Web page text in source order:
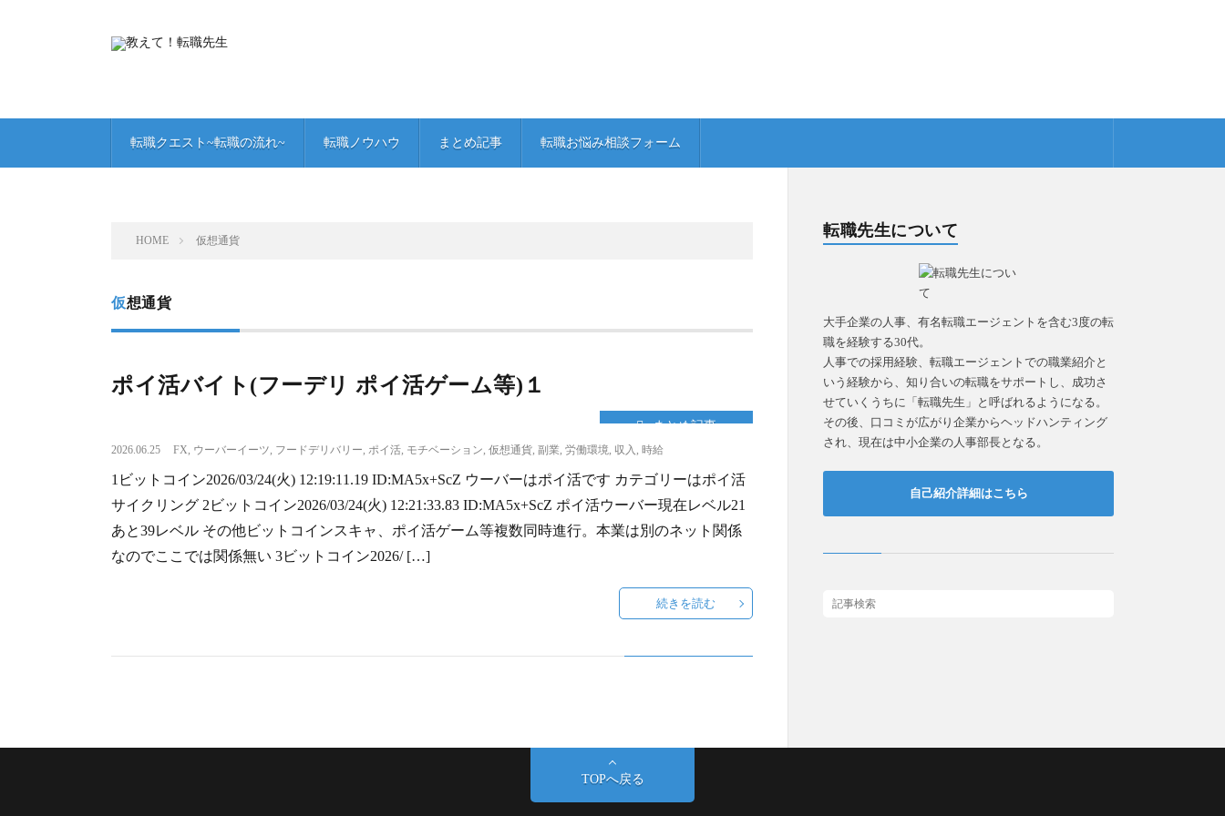
転職クエスト~転職の流れ~ 転職ノウハウ まとめ記事 転職お悩み相談フォーム
HOME 仮想通貨
仮想通貨
ポイ活バイト(フーデリ ポイ活ゲーム等)１
まとめ記事
2026.06.25 FX, ウーバーイーツ, フードデリバリー, ポイ活, モチベーション, 仮想通貨, 副業, 労働環境, 収入 , 時給
1ビットコイン2026/03/24(火) 12:19:11.19 ID:MA5x+ScZ ウーバーはポイ活です カテゴリーはポイ活
サイクリング 2ビットコイン2026/03/24(火) 12:21:33.83 ID:MA5x+ScZ ポイ活ウーバー現在レベル21
あと39レベル その他ビットコインスキャ、ポイ活ゲーム等複数同時進行。本業は別のネット関係
なのでここでは関係無い 3ビットコイン2026/ […]
続きを読む
転職先生について
大手企業の人事、有名転職エージェントを含む3度の転
職を経験する30代。
人事での採用経験、転職エージェントでの職業紹介と
いう経験から、知り合いの転職をサポートし、成功さ
せていくうちに「転職先生」と呼ばれるようになる。
その後、口コミが広がり企業からヘッドハンティング
され、現在は中小企業の人事部長となる。
自己紹介詳細はこちら
TOPへ戻る